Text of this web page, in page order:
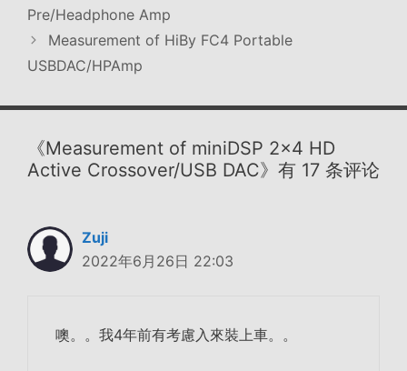
Pre/Headphone Amp
Measurement of HiBy FC4 Portable
USBDAC/HPAmp
《Measurement of miniDSP 2×4 HD
Active Crossover/USB DAC》有 17 条评论
Zuji
2022年6月26日 22:03
噢。。我4年前有考慮入來裝上車。。